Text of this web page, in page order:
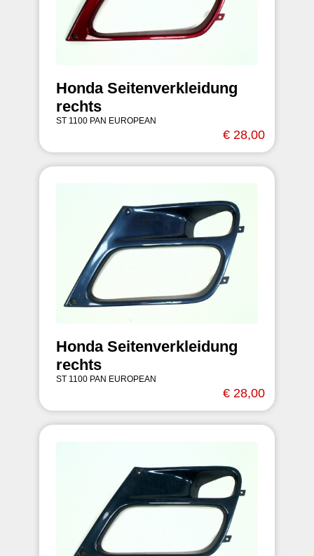
Honda Seitenverkleidung
rechts
ST 1100 PAN EUROPEAN
€ 28,00
Honda Seitenverkleidung
rechts
ST 1100 PAN EUROPEAN
€ 28,00